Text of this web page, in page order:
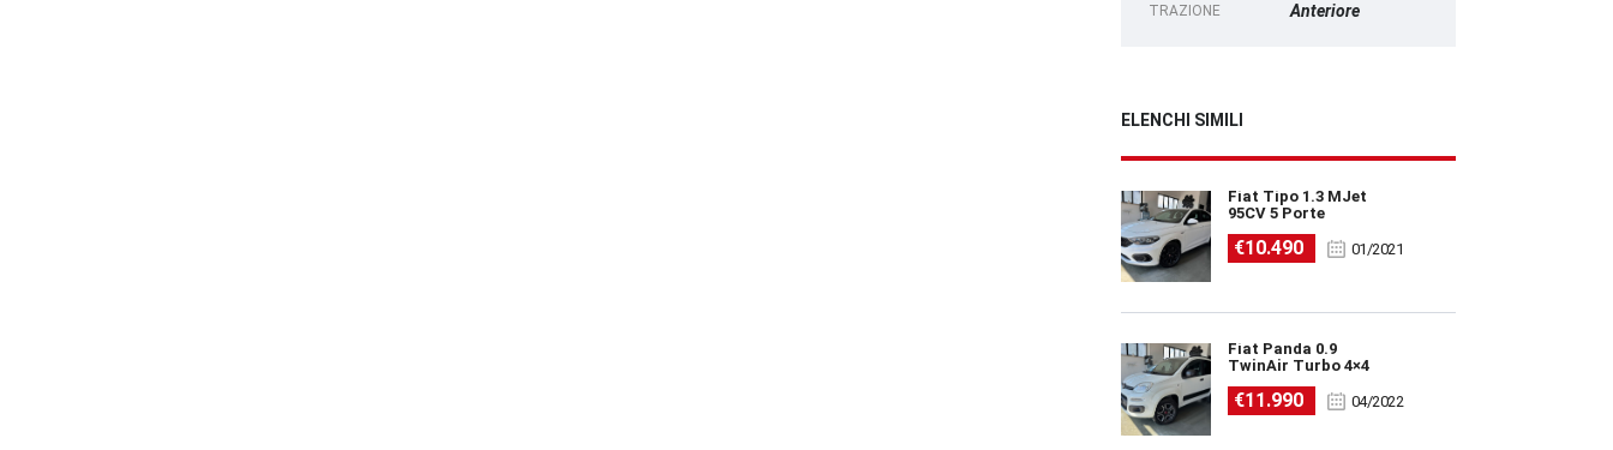
TRAZIONE Anteriore
ELENCHI SIMILI
Fiat Tipo 1.3 MJet
95CV 5 Porte
€10.490 01/2021
Fiat Panda 0.9
TwinAir Turbo 4×4
€11.990 04/2022